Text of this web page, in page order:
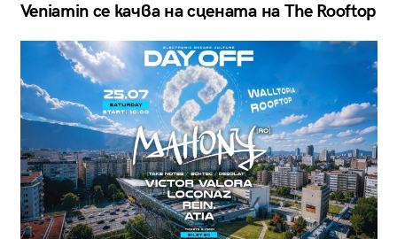
Veniamin се качва на сцената на The Rooftop